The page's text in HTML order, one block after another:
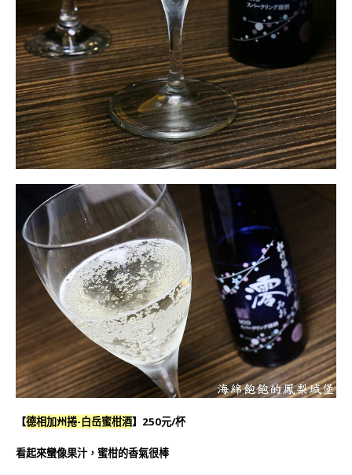
【德相加州捲-白岳蜜柑酒】250元/杯
看起來蠻像果汁，蜜柑的香氣很棒